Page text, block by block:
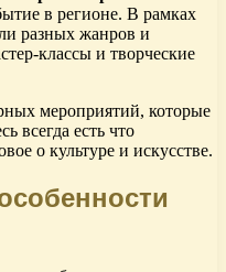
в регионе. В рамках
разных жанров и
классы и творческие
мероприятий, которые
всегда есть что
о культуре и искусстве.